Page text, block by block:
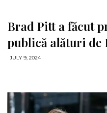
Brad Pitt a făcut
publică alături de
JULY 9, 2024